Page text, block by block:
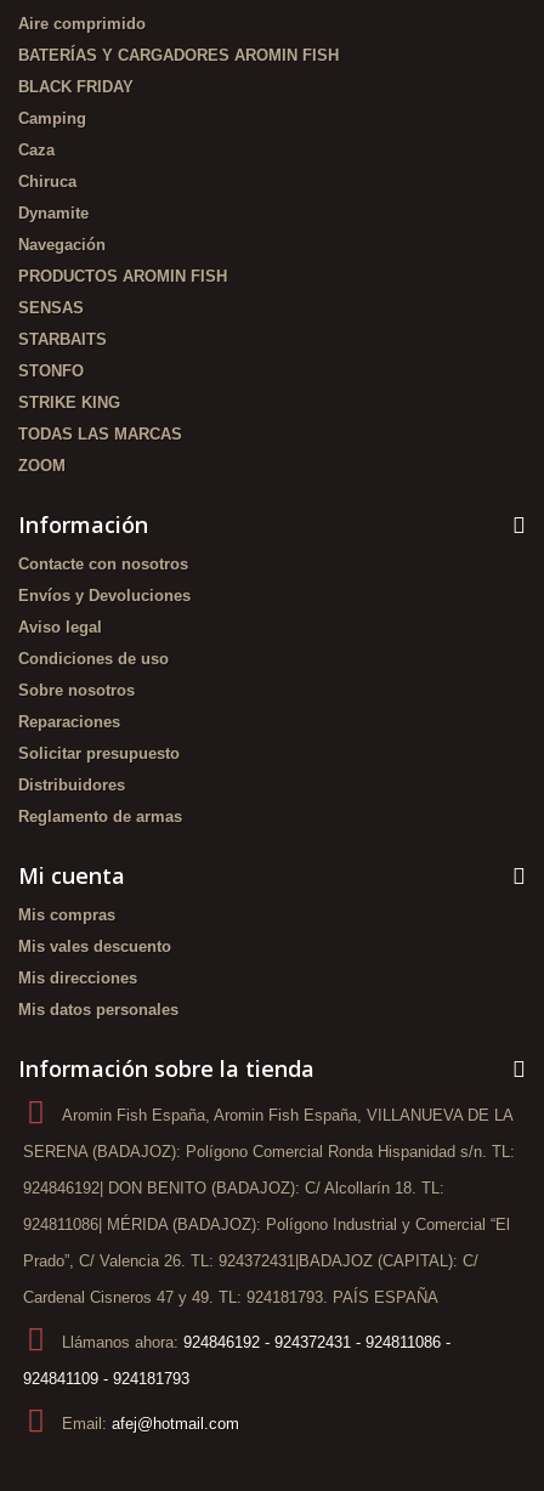
Aire comprimido
BATERÍAS Y CARGADORES AROMIN FISH
BLACK FRIDAY
Camping
Caza
Chiruca
Dynamite
Navegación
PRODUCTOS AROMIN FISH
SENSAS
STARBAITS
STONFO
STRIKE KING
TODAS LAS MARCAS
ZOOM
Información
Contacte con nosotros
Envíos y Devoluciones
Aviso legal
Condiciones de uso
Sobre nosotros
Reparaciones
Solicitar presupuesto
Distribuidores
Reglamento de armas
Mi cuenta
Mis compras
Mis vales descuento
Mis direcciones
Mis datos personales
Información sobre la tienda
Aromin Fish España, Aromin Fish España, VILLANUEVA DE LA
SERENA (BADAJOZ): Polígono Comercial Ronda Hispanidad s/n. TL:
924846192| DON BENITO (BADAJOZ): C/ Alcollarín 18. TL:
924811086| MÉRIDA (BADAJOZ): Polígono Industrial y Comercial “El
Prado”, C/ Valencia 26. TL: 924372431|BADAJOZ (CAPITAL): C/
Cardenal Cisneros 47 y 49. TL: 924181793. PAÍS ESPAÑA
Llámanos ahora: 924846192 - 924372431 - 924811086 -
924841109 - 924181793
Email: afej@hotmail.com